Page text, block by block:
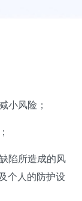
小风险；
陷所造成的风
个人的防护设